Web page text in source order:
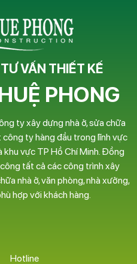
VẤN THIẾT KẾ
PHONG
ty xây dựng nhà ở, sửa chữa
công ty hàng đầu trong lĩnh vực
khu vực TP Hồ Chí Minh. Đồng
tất cả các công trình xây
nhà ở, văn phòng, nhà xưởng,
hợp với khách hàng.
Hotline